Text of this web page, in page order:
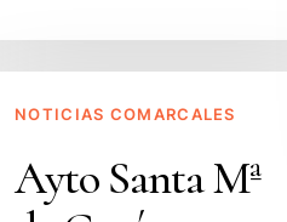
NOTICIAS COMARCALES
Ayto Santa Mª